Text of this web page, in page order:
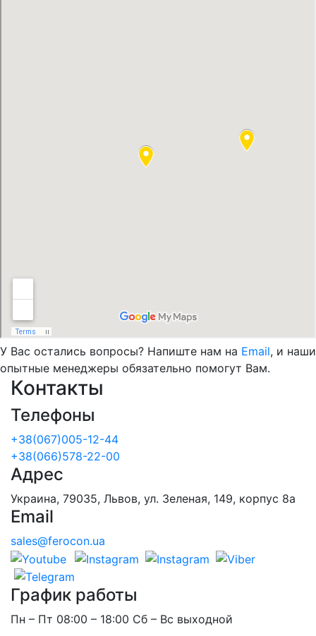
У Вас остались вопросы? Напиште нам на Email, и наши
опытные менеджеры обязательно помогут Вам.
Контакты
Телефоны
+38(067)005-12-44
+38(066)578-22-00
Адрес
Украина, 79035, Львов, ул. Зеленая, 149, корпус 8а
Email
sales@ferocon.ua
График работы
Пн – Пт 08:00 – 18:00 Сб – Вс выходной